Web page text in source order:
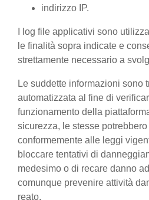
indirizzo IP.
I log file applicativi sono
le finalità sopra indicate e
strettamente necessario a
Le suddette informazioni sono
automatizzata al fine di
funzionamento della
sicurezza, le stesse
conformemente alle leggi
bloccare tentativi di
medesimo o di recare danno
comunque prevenire attività
reato.